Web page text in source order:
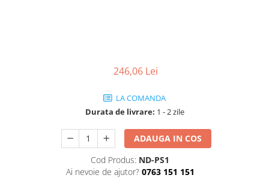
246,06 Lei
LA COMANDA
Durata de livrare: 1 - 2 zile
ADAUGA IN COS
Cod Produs: ND-PS1
Ai nevoie de ajutor? 0763 151 151